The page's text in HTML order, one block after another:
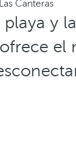
Canteras
y